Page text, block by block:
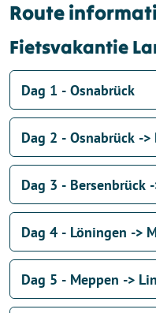
Route
Fietsvakantie
Dag 1 - Osnabrück
Dag 2 - Osnabrück -
Dag 3 - Bersenbrück
Dag 4 - Löningen ->
Dag 5 - Meppen ->